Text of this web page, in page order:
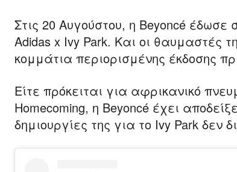
Στις 20 Αυγούστου, η Beyoncé
Adidas x Ivy Park. Και οι θαυμαστές
κομμάτια περιορισμένης έκδοσης
Είτε πρόκειται για αφρικανικό
Homecoming, η Beyoncé έχει
δημιουργίες της για το Ivy Park δεν